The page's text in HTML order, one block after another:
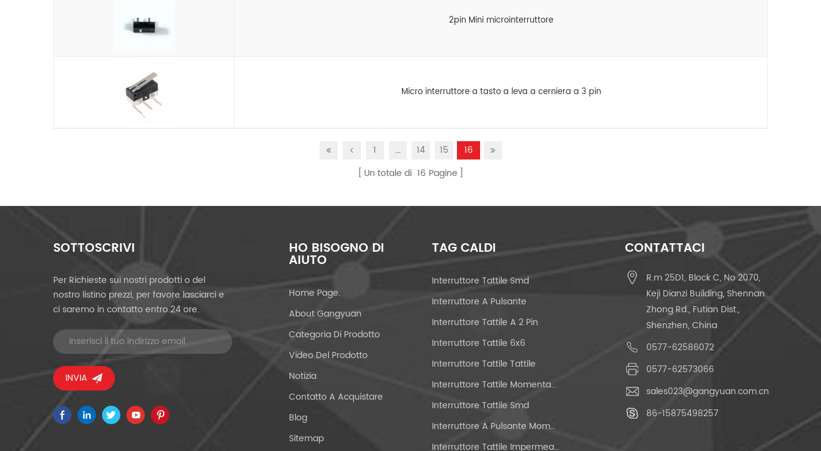
2pin Mini microinterruttore
Micro interruttore a tasto a leva a cerniera a 3 pin
1 ... 14 15
16
Un totale di 16 Pagine
SOTTOSCRIVI
Per Richieste sui nostri prodotti o del
nostro listino prezzi, per favore lasciarci e
ci saremo in contatto entro 24 ore.
HO BISOGNO DI
AIUTO
Home Page.
About Gangyuan
Categoria Di Prodotto
Video Del Prodotto
Notizia
Contatto A Acquistare
Blog
Sitemap
TAG CALDI
Interruttore Tattile Smd
Interruttore A Pulsante
Interruttore Tattile A 2 Pin
Interruttore Tattile 6x6
Interruttore Tattile Tattile
Interruttore Tattile Momentaneo
Interruttore Tattile Smd
Interruttore A Pulsante Momentaneo
Interruttore Tattile Impermeabile Ip67
CONTATTACI
R.m 25D1, Block C, No 2070,
Keji Dianzi Building, Shennan
Zhong Rd., Futian Dist.,
Shenzhen, China
0577-62586072
0577-62573066
sales023@gangyuan.com.cn
86-15875498257